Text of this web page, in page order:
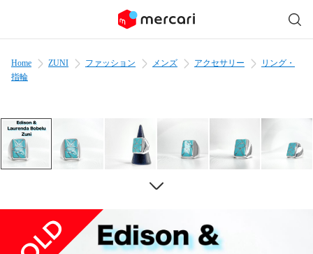
Home ZUNI ファッション メンズ アクセサリー
リング・
指輪